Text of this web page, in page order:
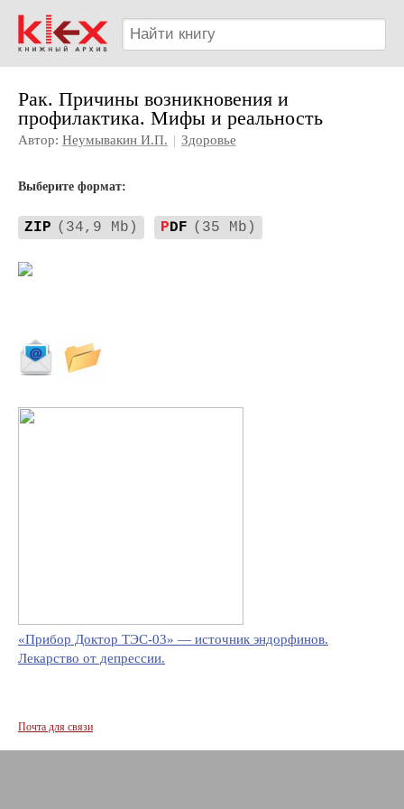
Рак. Причины возникновения и
профилактика. Мифы и реальность
Автор: Неумывакин И.П. | Здоровье
Выберите формат:
ZIP (34,9 Mb) PDF (35 Mb)
«Прибор Доктор ТЭС-03» — источник эндорфинов.
Лекарство от депрессии.
Почта для связи